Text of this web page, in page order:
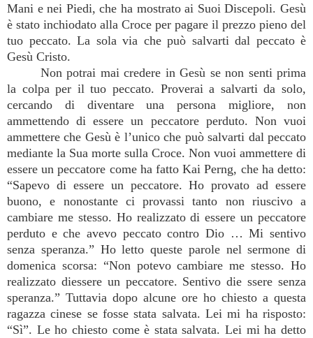
Mani e nei Piedi, che ha mostrato ai Suoi Discepoli. Gesù
è stato inchiodato alla Croce per pagare il prezzo pieno del
tuo peccato. La sola via che può salvarti dal peccato è
Gesù Cristo.
Non potrai mai credere in Gesù se non senti prima
la colpa per il tuo peccato. Proverai a salvarti da solo,
cercando di diventare una persona migliore, non
ammettendo di essere un peccatore perduto. Non vuoi
ammettere che Gesù è l’unico che può salvarti dal peccato
mediante la Sua morte sulla Croce. Non vuoi ammettere di
essere un peccatore come ha fatto Kai Perng, che ha detto:
“Sapevo di essere un peccatore. Ho provato ad essere
buono, e nonostante ci provassi tanto non riuscivo a
cambiare me stesso. Ho realizzato di essere un peccatore
perduto e che avevo peccato contro Dio … Mi sentivo
senza speranza.” Ho letto queste parole nel sermone di
domenica scorsa: “Non potevo cambiare me stesso. Ho
realizzato diessere un peccatore. Sentivo die ssere senza
speranza.” Tuttavia dopo alcune ore ho chiesto a questa
ragazza cinese se fosse stata salvata. Lei mi ha risposto:
“Sì”. Le ho chiesto come è stata salvata. Lei mi ha detto